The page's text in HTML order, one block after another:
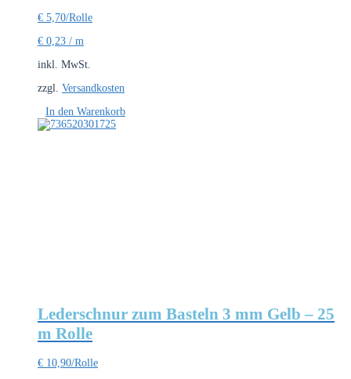
€ 5,70/Rolle
€ 0,23 / m
inkl. MwSt.
zzgl. Versandkosten
In den Warenkorb
Lederschnur zum Basteln 3 mm Gelb – 25
m Rolle
€ 10,90/Rolle